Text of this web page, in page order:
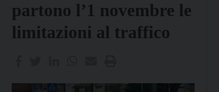
partono l’1 novembre le
limitazioni al traffico